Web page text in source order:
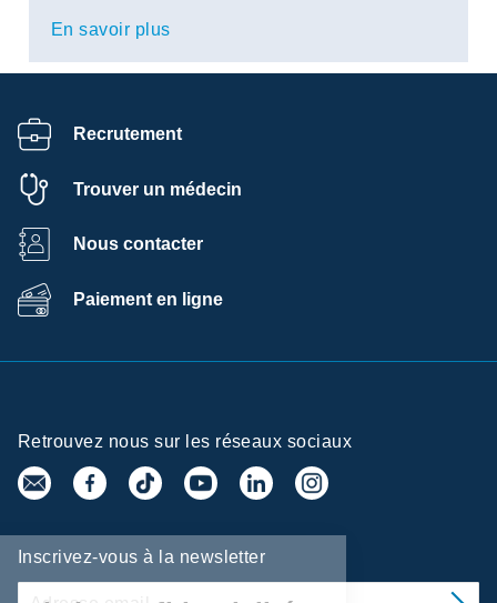
En savoir plus
Recrutement
Trouver un médecin
Nous contacter
Paiement en ligne
Retrouvez nous sur les réseaux sociaux
Inscrivez-vous à la newsletter
de